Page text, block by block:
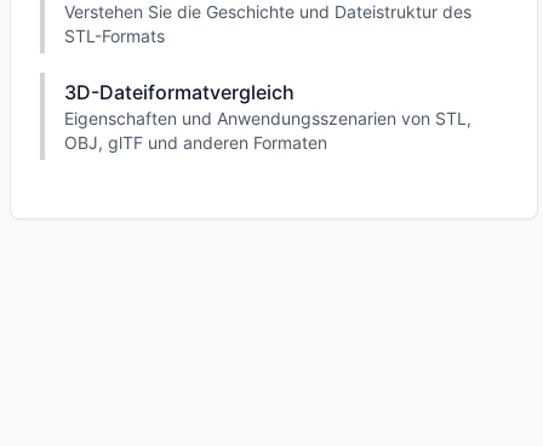
Verstehen Sie die Geschichte und Dateistruktur des
STL-Formats
3D-Dateiformatvergleich
Eigenschaften und Anwendungsszenarien von STL,
OBJ, glTF und anderen Formaten